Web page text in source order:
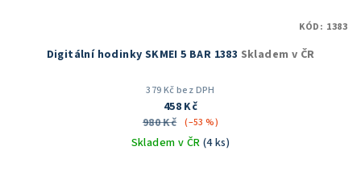
Digitální hodinky SKMEI 5 BAR 1383 Skladem v ČR
379 Kč bez DPH
458 Kč
980 Kč (–53 %)
Skladem v ČR (4 ks)
KÓD: 1383